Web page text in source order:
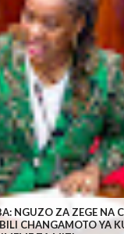
NGUZO ZA ZEGE NA
CHANGAMOTO YA